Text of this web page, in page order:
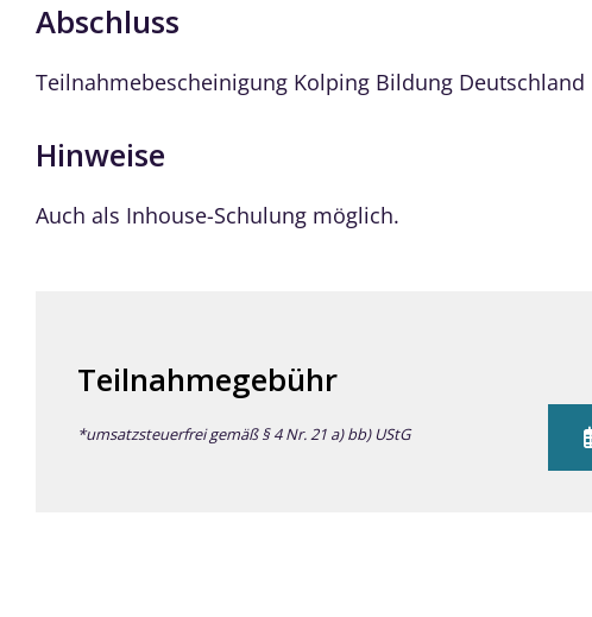
Abschluss
Teilnahmebescheinigung Kolping Bildung Deutschland
Hinweise
Auch als Inhouse-Schulung möglich.
Teilnahmegebühr
*umsatzsteuerfrei gemäß § 4 Nr. 21 a) bb) UStG